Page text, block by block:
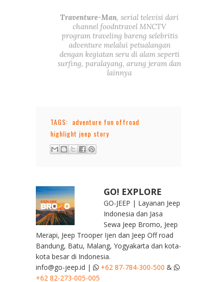
Traventure-Man, serial televisi dari
channel foodntravel MNCTV
program traveling bareng selebritis
adventure melalui petualangan
dengan kegiatan seru di alam seperti
surfing, paralayang, arung jeram dan
lainnya
TAGS: adventure fun offroad
highlight jeep story
GO! EXPLORE
GO-JEEP | Layanan Jeep
Indonesia dan Jasa
Sewa Jeep Bromo, Jeep
Merapi, Jeep Trooper Ijen dan Jeep Off road
Bandung, Batu, Malang, Yogyakarta dan kota-
kota besar di Indonesia.
info@go-jeep.id |
+62 87-784-300-500 &
+62 82-273-005-005